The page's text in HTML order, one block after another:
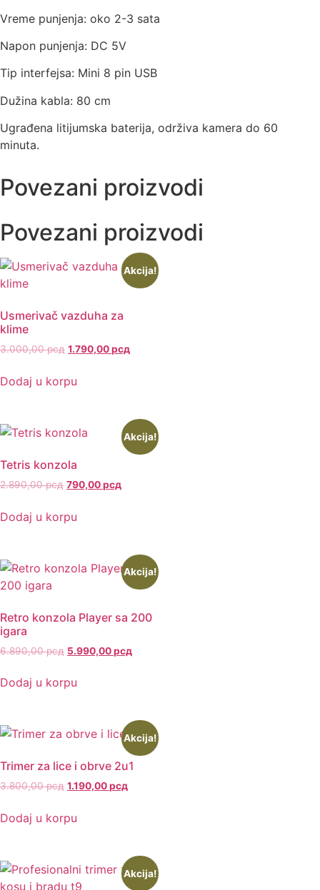
Vreme punjenja: oko 2-3 sata
Napon punjenja: DC 5V
Tip interfejsa: Mini 8 pin USB
Dužina kabla: 80 cm
Ugrađena litijumska baterija, održiva kamera do 60
minuta.
Povezani proizvodi
Povezani proizvodi
Akcija!
Usmerivač vazduha za
klime
3.000,00рсд 1.790,00рсд
Dodaj u korpu
Akcija!
Tetris konzola
2.890,00рсд 790,00рсд
Dodaj u korpu
Akcija!
Retro konzola Player sa 200
igara
6.890,00рсд 5.990,00рсд
Dodaj u korpu
Akcija!
Trimer za lice i obrve 2u1
3.800,00рсд 1.190,00рсд
Dodaj u korpu
Akcija!